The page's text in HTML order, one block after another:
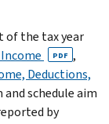
of the tax year
PDF ,
Deductions,
schedule aim
by